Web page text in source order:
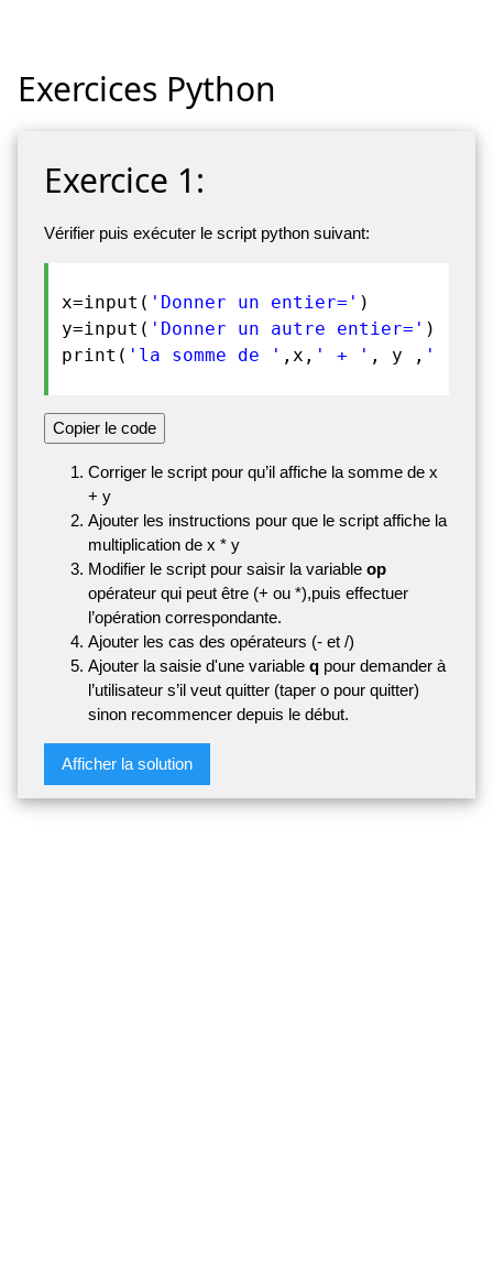
Exercices Python
Exercice 1:
Vérifier puis exécuter le script python suivant:
x=input( 'Donner un entier=' )
y=input( 'Donner un autre entier=' )
print( 'la somme de ' ,x, ' + ' , y , '='
Copier le code
Corriger le script pour qu’il affiche la somme de x
+ y
Ajouter les instructions pour que le script affiche la
multiplication de x * y
Modifier le script pour saisir la variable op
opérateur qui peut être (+ ou *),puis effectuer
l’opération correspondante.
Ajouter les cas des opérateurs (- et /)
Ajouter la saisie d'une variable q pour demander à
l’utilisateur s’il veut quitter (taper o pour quitter)
sinon recommencer depuis le début.
Afficher la solution